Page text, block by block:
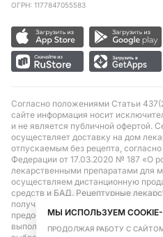
ОГРН: 1177847055583
Согласно положениями Статьи
сайте информация носит
и не является публичной офертой.
осуществляет доставку на дом
отпускаемым без рецепта,
Федерации от 17.03.2020 № 187 «О
лекарственными препаратами для
осуществляем дистанционную
средств и БАД. Рецептурные
получить только при помощи
предоставлении рецепта,
выполняется при условиях
МЫ ИСПОЛЬЗУЕМ
ПРОДОЛЖАЯ РАБОТУ С